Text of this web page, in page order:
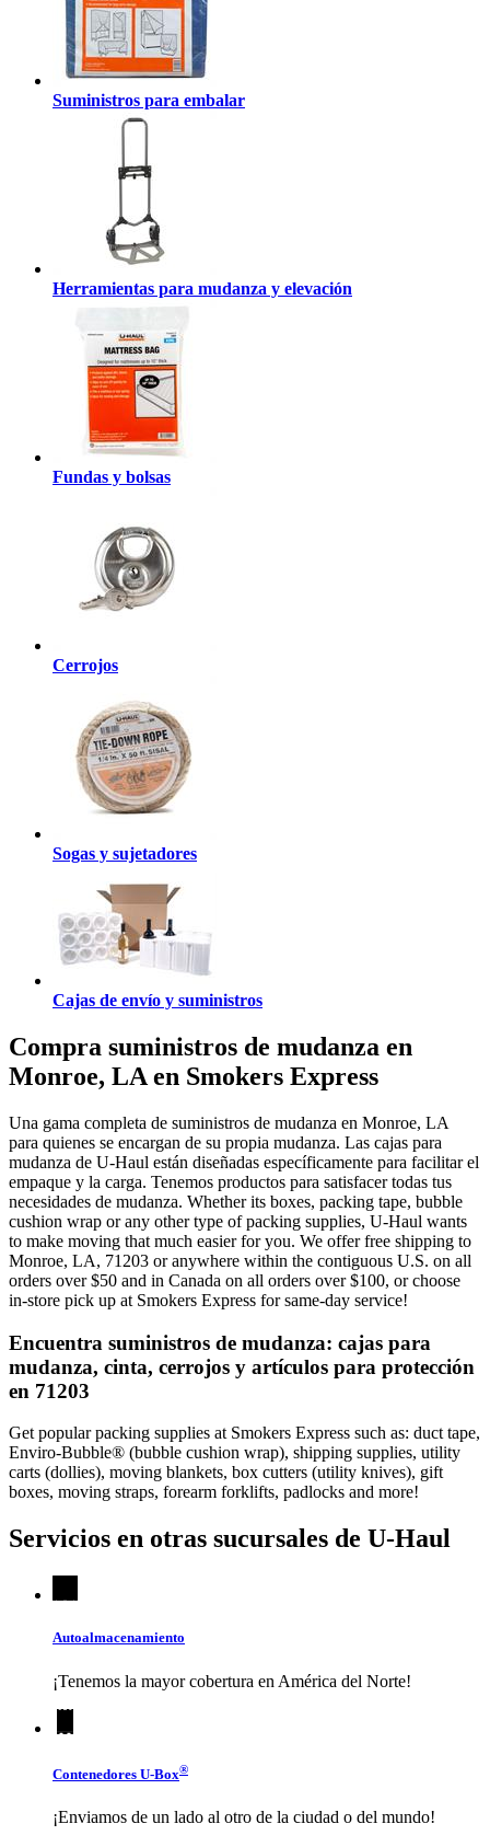
Suministros para embalar
Herramientas para mudanza y elevación
Fundas y bolsas
Cerrojos
Sogas y sujetadores
Cajas de envío y suministros
Compra suministros de mudanza en
Monroe, LA en Smokers Express
Una gama completa de suministros de mudanza en Monroe, LA
para quienes se encargan de su propia mudanza. Las cajas para
mudanza de U-Haul están diseñadas específicamente para facilitar el
empaque y la carga. Tenemos productos para satisfacer todas tus
necesidades de mudanza. Whether its boxes, packing tape, bubble
cushion wrap or any other type of packing supplies, U-Haul wants
to make moving that much easier for you. We offer free shipping to
Monroe, LA, 71203 or anywhere within the contiguous U.S. on all
orders over $50 and in Canada on all orders over $100, or choose
in-store pick up at Smokers Express for same-day service!
Encuentra suministros de mudanza: cajas para
mudanza, cinta, cerrojos y artículos para protección
en 71203
Get popular packing supplies at Smokers Express such as: duct tape,
Enviro-Bubble® (bubble cushion wrap), shipping supplies, utility
carts (dollies), moving blankets, box cutters (utility knives), gift
boxes, moving straps, forearm forklifts, padlocks and more!
Servicios en otras sucursales de U-Haul
Autoalmacenamiento
¡Tenemos la mayor cobertura en América del Norte!
Contenedores U-Box®
¡Enviamos de un lado al otro de la ciudad o del mundo!